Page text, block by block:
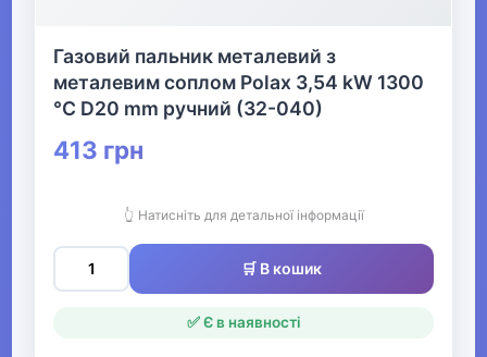
▶
Мультинструменти, ножі,
▶
Човни та аксесуари
Газовий пальник металевий з
металевим соплом Polax 3,54 kW 1300
°C D20 mm ручний (32-040)
413 грн
👆 Натисніть для детальної інформації
🛒 В кошик
✅ Є в наявності